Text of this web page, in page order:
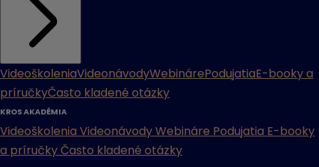
VideoškoleniaVideonávodyWebinárePodujatiaE-booky a
príručkyČasto kladené otázky
KROS AKADÉMIA
Videoškolenia VideonávodyWebináre Podujatia E-booky
a príručkyČasto kladené otázky